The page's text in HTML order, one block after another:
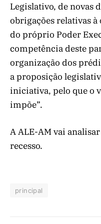
Legislativo, de novas
obrigações relativas
do próprio Poder
competência deste
organização dos
a proposição
iniciativa, pelo que o
impõe”.
A ALE-AM vai
recesso.
principal